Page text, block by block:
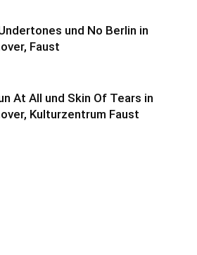
und No Berlin in
Faust
At All und Skin Of Tears in
Kulturzentrum Faust